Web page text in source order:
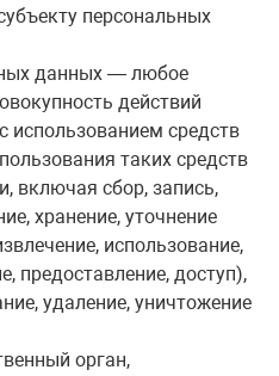
персональных
данных — любое
действий
использованием средств
таких средств
включая сбор, запись,
хранение, уточнение
использование,
предоставление, доступ),
удаление, уничтожение
орган,